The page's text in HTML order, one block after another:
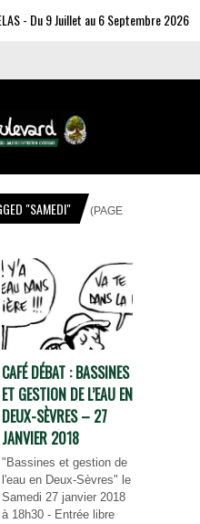
- Du 9 Juillet au 6 Septembre 2026
"SAMEDI"
(PAGE
CAFÉ DÉBAT : BASSINES
ET GESTION DE L’EAU EN
DEUX-SÈVRES – 27
JANVIER 2018
"Bassines et gestion de
l'eau en Deux-Sèvres" le
Samedi 27 janvier 2018
à 18h30 - Entrée libre